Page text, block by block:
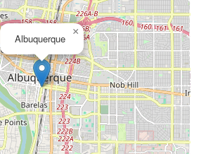
Albuquerque
×